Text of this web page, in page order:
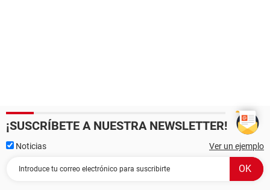
¡SUSCRÍBETE A NUESTRA NEWSLETTER!
Noticias Ver un ejemplo